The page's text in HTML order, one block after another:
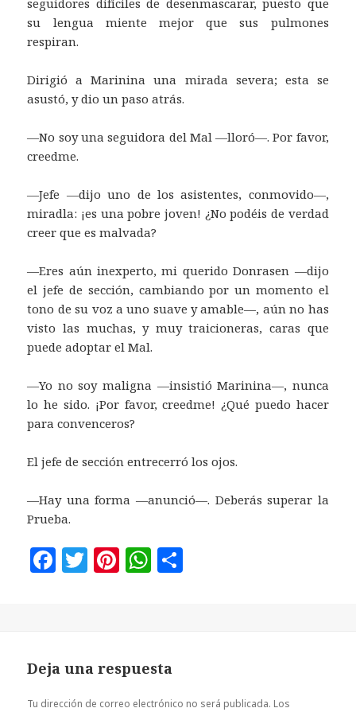
seguidores difíciles de desenmascarar, puesto que
su lengua miente mejor que sus pulmones
respiran.
Dirigió a Marinina una mirada severa; esta se
asustó, y dio un paso atrás.
—No soy una seguidora del Mal —lloró—. Por favor,
creedme.
—Jefe —dijo uno de los asistentes, conmovido—,
miradla: ¡es una pobre joven! ¿No podéis de verdad
creer que es malvada?
—Eres aún inexperto, mi querido Donrasen —dijo
el jefe de sección, cambiando por un momento el
tono de su voz a uno suave y amable—, aún no has
visto las muchas, y muy traicioneras, caras que
puede adoptar el Mal.
—Yo no soy maligna —insistió Marinina—, nunca
lo he sido. ¡Por favor, creedme! ¿Qué puedo hacer
para convenceros?
El jefe de sección entrecerró los ojos.
—Hay una forma —anunció—. Deberás superar la
Prueba.
F
b
T
r
Pi
es
t
W
A
Deja una respuesta
Tu dirección de correo electrónico no será publicada. Los